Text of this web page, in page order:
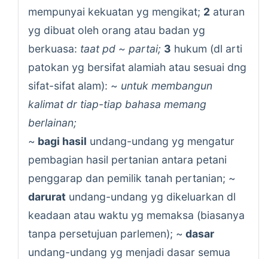
mempunyai kekuatan yg mengikat; 2 aturan
yg dibuat oleh orang atau badan yg
berkuasa: taat pd ~ partai; 3 hukum (dl arti
patokan yg bersifat alamiah atau sesuai dng
sifat-sifat alam): ~ untuk membangun
kalimat dr tiap-tiap bahasa memang
berlainan;
~ bagi hasil undang-undang yg mengatur
pembagian hasil pertanian antara petani
penggarap dan pemilik tanah pertanian; ~
darurat undang-undang yg dikeluarkan dl
keadaan atau waktu yg memaksa (biasanya
tanpa persetujuan parlemen); ~ dasar
undang-undang yg menjadi dasar semua